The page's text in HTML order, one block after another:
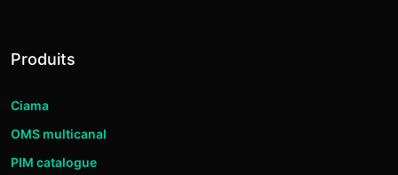
Produits
Ciama
OMS multicanal
PIM catalogue